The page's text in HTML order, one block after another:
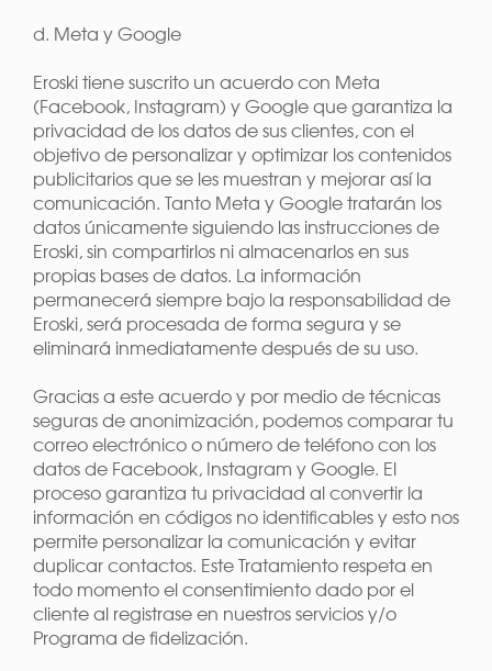
d. Meta y Google
Eroski tiene suscrito un acuerdo con Meta
(Facebook, Instagram) y Google que garantiza la
privacidad de los datos de sus clientes, con el
objetivo de personalizar y optimizar los contenidos
publicitarios que se les muestran y mejorar así la
comunicación. Tanto Meta y Google tratarán los
datos únicamente siguiendo las instrucciones de
Eroski, sin compartirlos ni almacenarlos en sus
propias bases de datos. La información
permanecerá siempre bajo la responsabilidad de
Eroski, será procesada de forma segura y se
eliminará inmediatamente después de su uso.
Gracias a este acuerdo y por medio de técnicas
seguras de anonimización, podemos comparar tu
correo electrónico o número de teléfono con los
datos de Facebook, Instagram y Google. El
proceso garantiza tu privacidad al convertir la
información en códigos no identificables y esto nos
permite personalizar la comunicación y evitar
duplicar contactos. Este Tratamiento respeta en
todo momento el consentimiento dado por el
cliente al registrase en nuestros servicios y/o
Programa de fidelización.